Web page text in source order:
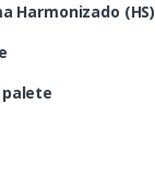
Harmonizado (HS)